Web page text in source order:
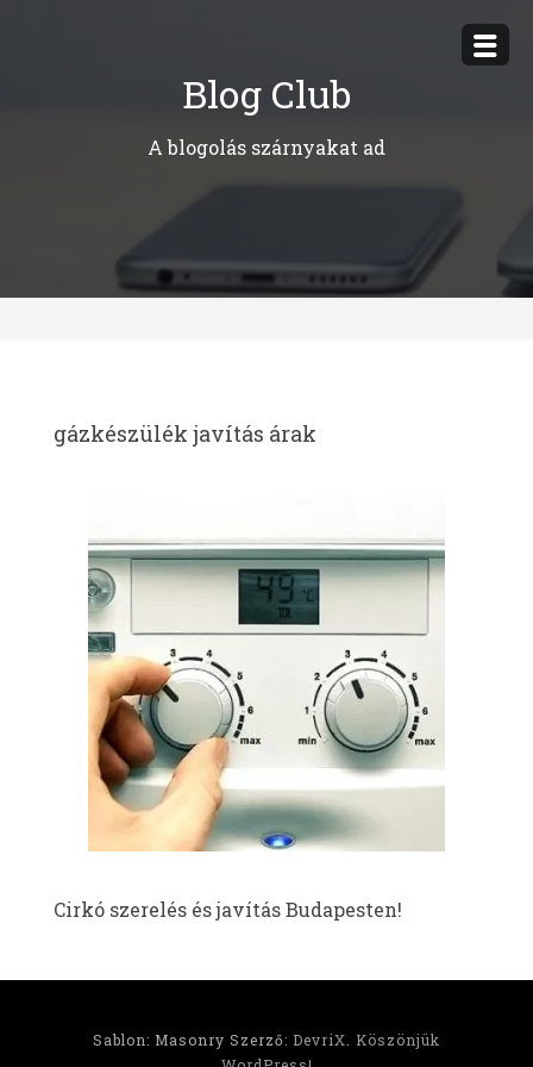
Blog Club
A blogolás szárnyakat ad
gázkészülék javítás árak
Cirkó szerelés és javítás Budapesten!
Sablon: Masonry Szerző: DevriX
Köszönjük